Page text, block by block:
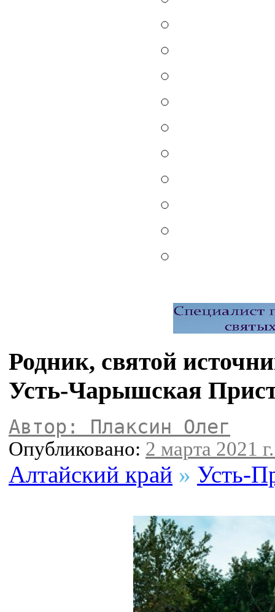
Родник, святой
Усть-Чарышская
Автор: Плаксин Олег
Опубликовано: 2 марта 2021
Алтайский край » Усть-